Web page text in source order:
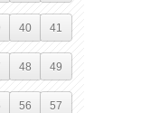
40 41
48 49
56 57